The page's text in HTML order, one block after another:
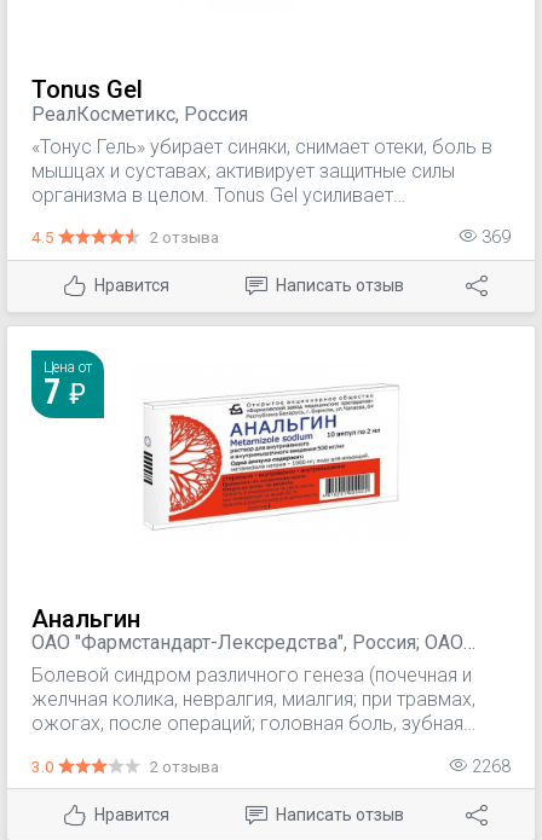
Tonus Gel
РеалКосметикс, Россия
«Тонус Гель» убирает синяки, снимает отеки, боль в
мышцах и суставах, активирует защитные силы
организма в целом. Tonus Gel усиливает
расслабляет мышцы. Благодаря тому, что гель
расширяет сосуды, в тканях улучшается обмен
веществ, стимулируется кровоток. «Тонус Гель»
показан при растяжениях, ударах, при боли в
обезболивает, но и снимает воспаление, причем
начинает действовать практически моментально,
хорошо впитывается, не вызывает аллергии.
4.5 2 отзыва 369
Нравится Написать отзыв
Цена от
7
Анальгин
ОАО "Фармстандарт-Лексредства", Россия; ОАО
"Органика", Россия; Медисорб, Россия;
"Мосхимфармпрепараты" им. Н. А. Семашко, Россия;
ОАО Дальхимфарм, Россия; Solopharm, ООО
"Гротекс", Россия; ПАО "Биохимик", Россия; ПАО
"Биосинтез", Россия; Новосибхимфарм ОАО, Россия;
АО "Татхимфармпрепараты", Россия; ОАО Авексима,
Россия; Обновление, Россия; Оболенское
фармацевтическое предприятие, Россия
Болевой синдром различного генеза (почечная и
желчная колика, невралгия, миалгия; при травмах,
ожогах, после операций; головная боль, зубная
воспалительных заболеваниях.
3.0 2 отзыва 2268
Нравится Написать отзыв